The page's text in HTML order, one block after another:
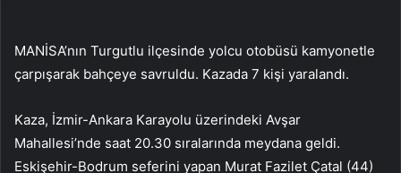
MANİSA’nın Turgutlu ilçesinde yolcu otobüsü kamyonetle
çarpışarak bahçeye savruldu. Kazada 7 kişi yaralandı.
Kaza, İzmir-Ankara Karayolu üzerindeki Avşar
Mahallesi’nde saat 20.30 sıralarında meydana geldi.
Eskişehir-Bodrum seferini yapan Murat Fazilet Çatal (44)